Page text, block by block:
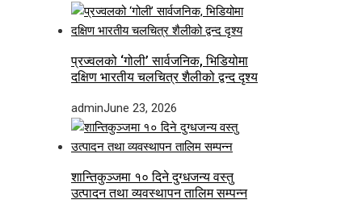
प्रज्वलको ‘गोली’ सार्वजनिक, भिडियोमा
दक्षिण भारतीय चलचित्र शैलीको द्वन्द दृश्य
adminJune 23, 2026
शान्तिकुञ्जमा १० दिने दुग्धजन्य वस्तु
उत्पादन तथा व्यवस्थापन तालिम सम्पन्न